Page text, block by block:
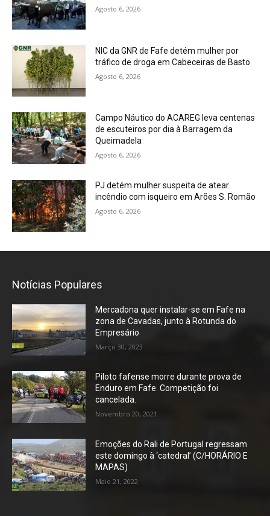
Agosto 6, 2026
NIC da GNR de Fafe detém mulher por
tráfico de droga em Cabeceiras de Basto
Agosto 6, 2026
Campo Náutico do ACAREG leva centenas
de escuteiros por dia à Barragem da
Queimadela
Agosto 6, 2026
PJ detém mulher suspeita de atear
incêndio com isqueiro em Arões S. Romão
Agosto 6, 2026
Notícias Populares
Mercadona quer instalar-se em Fafe na
zona de Cavadas, junto à Rotunda do
Empresário
Março 30, 2023
Piloto fafense morre durante prova de
Enduro em Fafe. Competição foi
cancelada.
Novembro 20, 2021
Emoções do Rali de Portugal regressam
este domingo à ‘catedral’ (C/HORÁRIO E
MAPAS)
Maio 21, 2022